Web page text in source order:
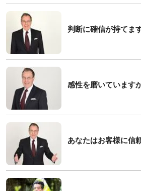
判断に確信が持てま
感性を磨いています
あなたはお客様に信